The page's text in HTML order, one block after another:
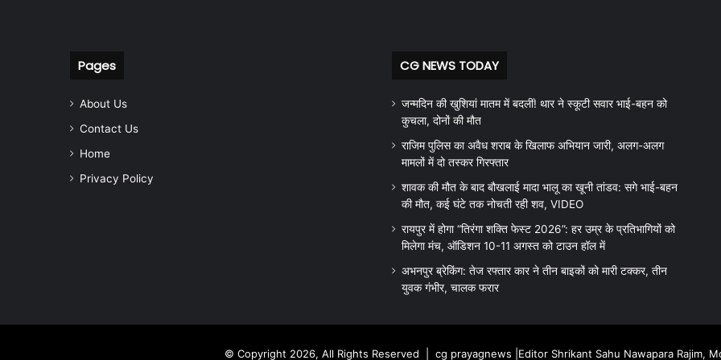
Pages
About Us
Contact Us
Home
Privacy Policy
CG NEWS TODAY
जन्मदिन की खुशियां मातम में बदलीं! थार ने स्कूटी सवार भाई-बहन को
कुचला, दोनों की मौत
राजिम पुलिस का अवैध शराब के खिलाफ अभियान जारी, अलग-अलग
मामलों में दो तस्कर गिरफ्तार
शावक की मौत के बाद बौखलाई मादा भालू का खूनी तांडव: सगे भाई-बहन
की मौत, कई घंटे तक नोचती रही शव, VIDEO
रायपुर में होगा “तिरंगा शक्ति फेस्ट 2026”: हर उम्र के प्रतिभागियों को
मिलेगा मंच, ऑडिशन 10-11 अगस्त को टाउन हॉल में
अभनपुर ब्रेकिंग: तेज रफ्तार कार ने तीन बाइकों को मारी टक्कर, तीन
युवक गंभीर, चालक फरार
© Copyright 2026, All Rights Reserved | cg prayagnews |Editor Shrikant Sahu Nawapara Rajim,